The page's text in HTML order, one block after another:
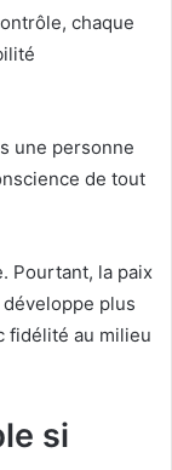
chaque
une personne
de tout
Pourtant, la paix
développe plus
fidélité au milieu
si